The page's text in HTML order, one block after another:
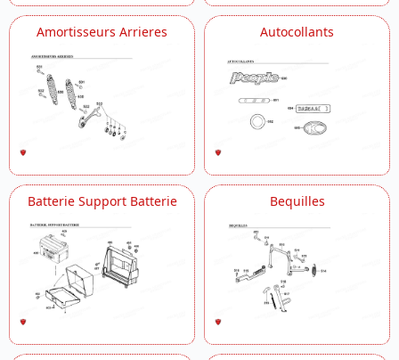
Demarreur Pompe A Huile Roue Folle
Embiellage Cylindre Piston
Equipement Electrique
Feux Arrieres Gardes Boue Arrieres
Fourche Avant
Frein Avant
Generateur Turbine De Ventilation
Pot D Echappement
Reservoir A Carburant
Roue Arriere
Roue Avant
Tablier Avant Habillage De Tablier Avant
Variateur Correcteur De Couple
Amortisseurs Arrieres Autocollants
Batterie Support Batterie Bequilles